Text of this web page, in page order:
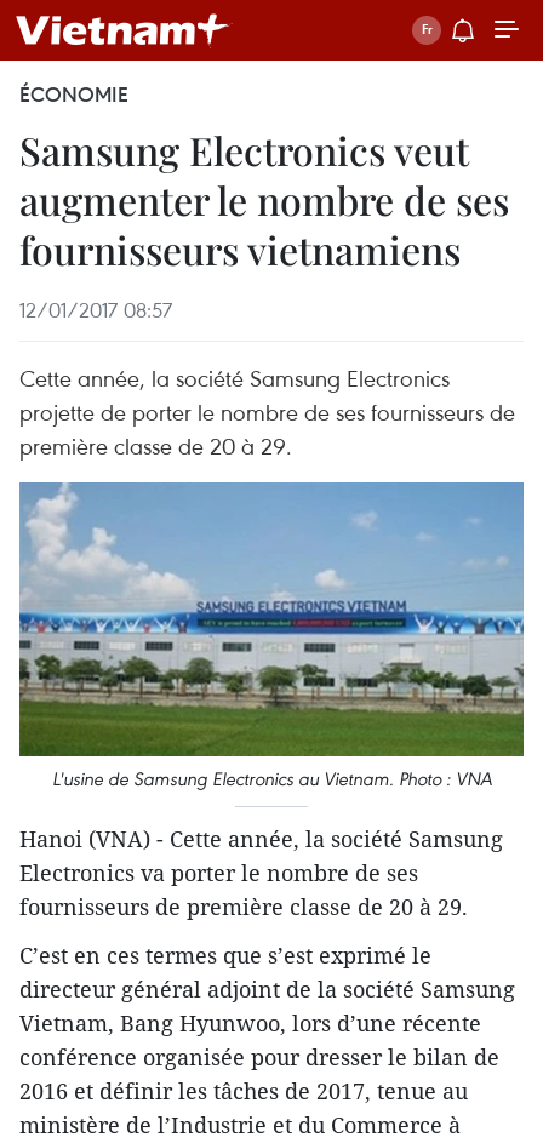
ÉCONOMIE
Samsung Electronics veut
augmenter le nombre de ses
fournisseurs vietnamiens
12/01/2017 08:57
Cette année, la société Samsung Electronics
projette de porter le nombre de ses fournisseurs de
première classe de 20 à 29.
L'usine de Samsung Electronics au Vietnam. Photo : VNA
Hanoi (VNA) - Cette année, la société Samsung
Electronics va porter le nombre de ses
fournisseurs de première classe de 20 à 29.
C’est en ces termes que s’est exprimé le
directeur général adjoint de la société Samsung
Vietnam, Bang Hyunwoo, lors d’une récente
conférence ​organisée pour dresser le bilan de
2016 et ​définir les tâches de 2017, tenue au
ministère de l’Industrie et du Commerce à